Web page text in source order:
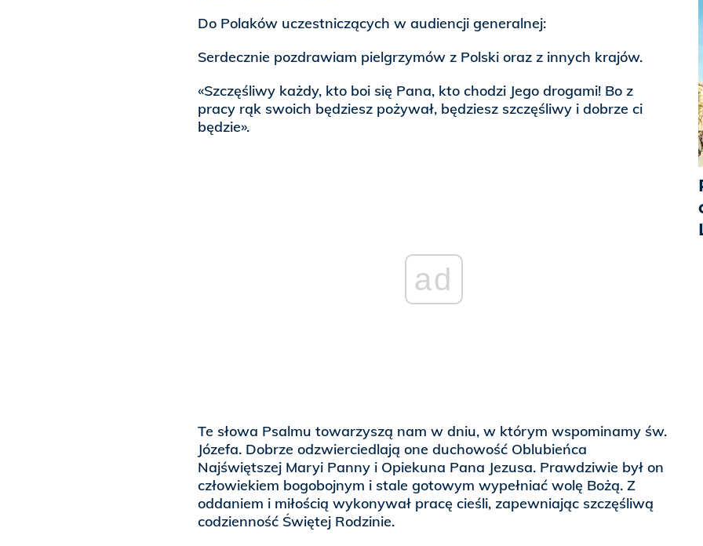
Do Polaków uczestniczących w audiencji generalnej:
Serdecznie pozdrawiam pielgrzymów z Polski oraz z innych krajów.
«Szczęśliwy każdy, kto boi się Pana, kto chodzi Jego drogami! Bo z
pracy rąk swoich będziesz pożywał, będziesz szczęśliwy i dobrze ci
będzie».
ad
Te słowa Psalmu towarzyszą nam w dniu, w którym wspominamy św.
Józefa. Dobrze odzwierciedlają one duchowość Oblubieńca
Najświętszej Maryi Panny i Opiekuna Pana Jezusa. Prawdziwie był on
człowiekiem bogobojnym i stale gotowym wypełniać wolę Bożą. Z
oddaniem i miłością wykonywał pracę cieśli, zapewniając szczęśliwą
codzienność Świętej Rodzinie.